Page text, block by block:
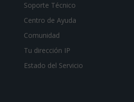
Soporte Técnico
Centro de Ayuda
Comunidad
Tu dirección IP
Estado del Servicio